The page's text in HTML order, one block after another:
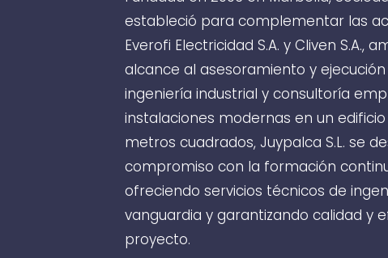
estableció para complementar las
Everofi Electricidad S.A. y Cliven S.A.,
alcance al asesoramiento y
ingeniería industrial y consultoría
instalaciones modernas en un edificio
metros cuadrados, Juypalca S.L. se
compromiso con la formación
ofreciendo servicios técnicos de
vanguardia y garantizando calidad y
proyecto.